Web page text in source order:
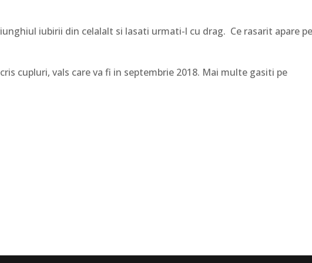
iubirii din celalalt si lasati urmati-l cu drag. Ce rasarit apare
cupluri, vals care va fi in septembrie 2018. Mai multe gasiti pe